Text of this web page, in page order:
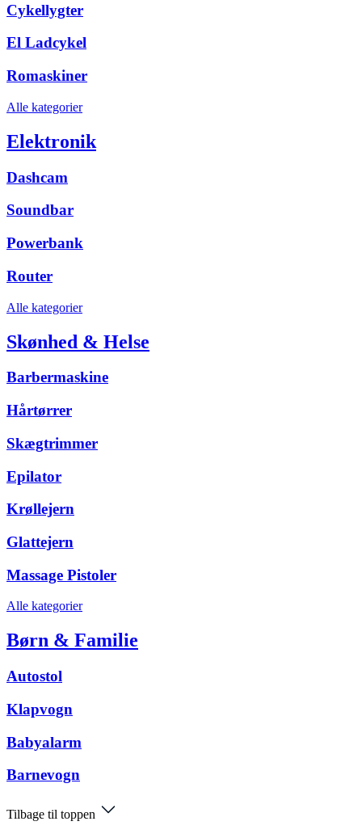
Cykellygter
El Ladcykel
Romaskiner
Alle kategorier
Elektronik
Dashcam
Soundbar
Powerbank
Router
Alle kategorier
Skønhed & Helse
Barbermaskine
Hårtørrer
Skægtrimmer
Epilator
Krøllejern
Glattejern
Massage Pistoler
Alle kategorier
Børn & Familie
Autostol
Klapvogn
Babyalarm
Barnevogn
Tilbage til toppen